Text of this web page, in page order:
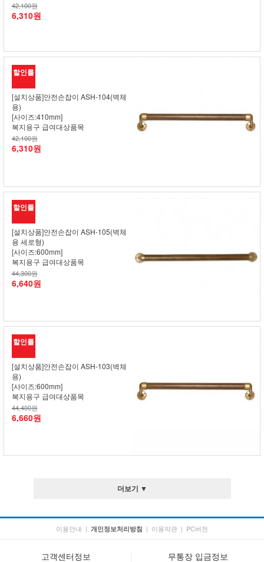
42,100원
6,310원
할인률
[설치상품]안전손잡이 ASH-104(벽체
용)
[사이즈:410mm]
복지용구 급여대상품목
42,100원
6,310원
할인률
[설치상품]안전손잡이 ASH-105(벽체
용 세로형)
[사이즈:600mm]
복지용구 급여대상품목
44,300원
6,640원
할인률
[설치상품]안전손잡이 ASH-103(벽체
용)
[사이즈:600mm]
복지용구 급여대상품목
44,400원
6,660원
더보기 ▼
이용안내 | 개인정보처리방침 | 이용약관 | PC버전
고객센터정보 무통장 입금정보